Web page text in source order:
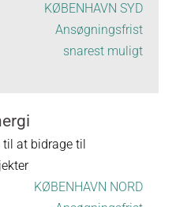
KØBENHAVN SYD
Ansøgningsfrist
snarest muligt
til at bidrage til
KØBENHAVN NORD